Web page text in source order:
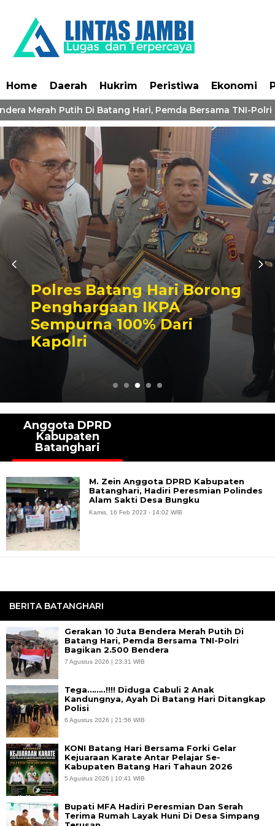
Home Daerah Hukrim Peristiwa Ekonomi
Merah Putih Di Batang Hari, Pemda Bersama TNI-Polri
Polres Batang Hari Borong
Penghargaan IKPA
Sempurna 100% Dari
Kapolri
BERITA BATANGHARI
Gerakan 10 Juta Bendera Merah Putih Di
Batang Hari, Pemda Bersama TNI-Polri
Bagikan 2.500 Bendera
7 Agustus 2026 | 23:31 WIB
Tega……..!!!! Diduga Cabuli 2 Anak
Kandungnya, Ayah Di Batang Hari Ditangkap
Polisi
6 Agustus 2026 | 21:56 WIB
KONI Batang Hari Bersama Forki Gelar
Kejuaraan Karate Antar Pelajar Se-
Kabupaten Batang Hari Tahaun 2026
5 Agustus 2026 | 10:41 WIB
Bupati MFA Hadiri Peresmian Dan Serah
Terima Rumah Layak Huni Di Desa Simpang
Anggota DPRD
Kabupaten
Batanghari
M. Zein Anggota DPRD Kabupaten
Batanghari, Hadiri Peresmian Polindes
Alam Sakti Desa Bungku
Kamis, 16 Feb 2023 - 14:02 WIB